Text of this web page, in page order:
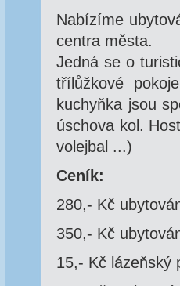
Nabízíme
centra města.
Jedná se o
třílůžkové
kuchyňka jsou
úschova kol.
volejbal ...)
Ceník:
280,- Kč
350,- Kč
15,- Kč lázeňský